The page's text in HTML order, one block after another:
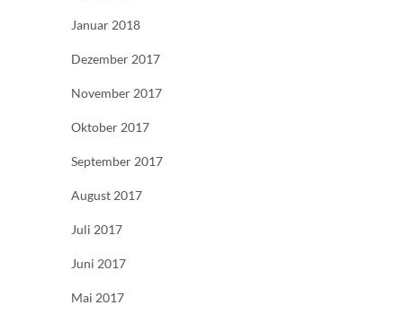
Januar 2018
Dezember 2017
November 2017
Oktober 2017
September 2017
August 2017
Juli 2017
Juni 2017
Mai 2017